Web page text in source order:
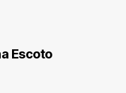
Escotodice: